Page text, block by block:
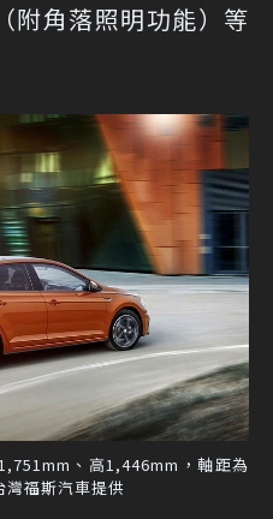
附角落照明功能）等
、高1,446mm，軸距為
福斯汽車提供